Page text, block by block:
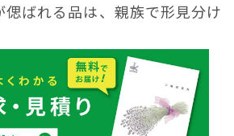
ばれる品は、親族で形見分け